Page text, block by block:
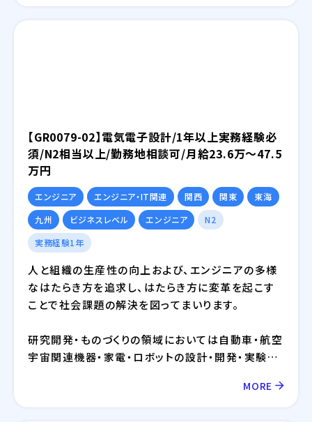
ンフラ設計・評価検証業務等を提供しております。さ
【GR0079-02】電気電子設計/1年以上実務経験必
須/N2相当以上/勤務地相談可/月給23.6万～47.5
万円
エンジニア エンジニア・IT関連 関西 関東
東海
九州
ビジネスレベル エンジニア
N2
実務経験1年
人と組織の生産性の向上および、エンジニアの多様
なはたらき方を追求し、はたらき方に変革を起こす
ことで社会課題の解決を図ってまいります。
研究開発・ものづくりの領域においては自動車・航空
宇宙関連機器・家電・ロボットの設計・開発・実験に
IT領域においては情報通信、IT/インターネット、EC
分野を中心とした幅広い業界に対してのシステム開
MORE